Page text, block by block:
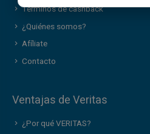
Términos de cashback
¿Quiénes somos?
Afíliate
Contacto
Ventajas de Veritas
¿Por qué VERITAS?